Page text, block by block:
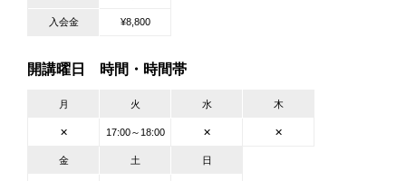
入会金 ¥8,800
開講曜日 時間・時間帯
月 火 水 木
✕ 17:00～18:00 ✕ ✕
金 土 日